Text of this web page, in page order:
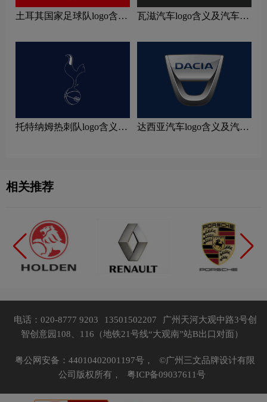
土耳其国家足球队logo含义
瓦滋汽车logo含义及汽车品
托特纳姆热刺队logo含义及
达西亚汽车logo含义及汽车
相关推荐
电话：020-8777 9203 13501502207
广州天河大观中路3号创
智创意园108、116（地铁21号线“大观南”站B出口对面）
粤公网安备：44010402001197号，
©广州三文品牌设计有限
公司版权所有，
粤ICP备09037611号